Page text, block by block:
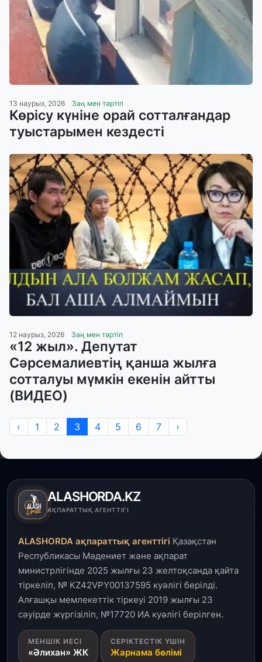
13 наурыз, 2026 Заң мен тәртіп
Көрісу күніне орай сотталғандар
туыстарымен кездесті
12 наурыз, 2026 Заң мен тәртіп
«12 жыл». Депутат
Сәрсемалиевтің қанша жылға
сотталуы мүмкін екенін айтты
(ВИДЕО)
‹ 1 2 3 4 5 6 7 ›
ALASHORDA.KZ
АҚПАРАТТЫҚ АГЕНТТІГІ
ALASHORDA ақпараттық агенттігі Қазақстан
Республикасы Мәдениет және ақпарат
министрлігінде 2025 жылғы 23 желтоқсанда қайта
тіркеліп, № KZ42VPY00137595 куәлігі берілді.
Алғашқы мемлекеттік тіркеуі 2019 жылғы 23
сәуірде жүргізіліп, №17720 ИА куәлігі берілген.
МЕНШІК ИЕСІ
«Әлихан» ЖК
СЕРІКТЕСТІК ҮШІН
Жарнама бөлімі